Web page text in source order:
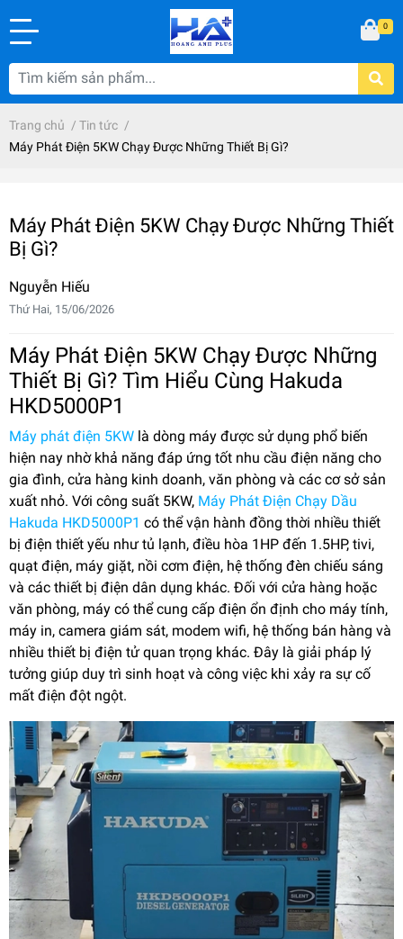
0
Trang chủ / Tin tức /
Máy Phát Điện 5KW Chạy Được Những Thiết Bị Gì?
Máy Phát Điện 5KW Chạy Được Những Thiết
Bị Gì?
Nguyễn Hiếu
Thứ Hai, 15/06/2026
Máy Phát Điện 5KW Chạy Được Những
Thiết Bị Gì? Tìm Hiểu Cùng Hakuda
HKD5000P1
Máy phát điện 5KW là dòng máy được sử dụng phổ biến
hiện nay nhờ khả năng đáp ứng tốt nhu cầu điện năng cho
gia đình, cửa hàng kinh doanh, văn phòng và các cơ sở sản
xuất nhỏ. Với công suất 5KW, Máy Phát Điện Chạy Dầu
Hakuda HKD5000P1 có thể vận hành đồng thời nhiều thiết
bị điện thiết yếu như tủ lạnh, điều hòa 1HP đến 1.5HP, tivi,
quạt điện, máy giặt, nồi cơm điện, hệ thống đèn chiếu sáng
và các thiết bị điện dân dụng khác. Đối với cửa hàng hoặc
văn phòng, máy có thể cung cấp điện ổn định cho máy tính,
máy in, camera giám sát, modem wifi, hệ thống bán hàng và
nhiều thiết bị điện tử quan trọng khác. Đây là giải pháp lý
tưởng giúp duy trì sinh hoạt và công việc khi xảy ra sự cố
mất điện đột ngột.